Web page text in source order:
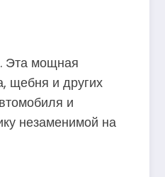
Эта мощная
щебня и других
и
незаменимой на